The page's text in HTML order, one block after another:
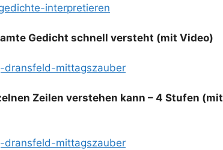
interpretieren
Gedicht schnell versteht (mit Video)
mittagszauber
Zeilen verstehen kann – 4 Stufen (mit
mittagszauber